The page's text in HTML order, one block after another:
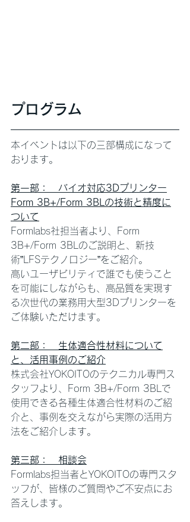
プログラム
本イベントは以下の三部構成になって
おります。
第一部：　バイオ対応3Dプリンター
Form 3B+/Form 3BLの技術と精度に
ついて
Formlabs社担当者より、Form
3B+/Form 3BLのご説明と、新技
術”LFSテクノロジー”をご紹介。
高いユーザビリティで誰でも使うこと
を可能にしながらも、高品質を実現す
る次世代の業務用大型3Dプリンターを
ご体験いただけます。
第二部：　生体適合性材料について
と、活用事例のご紹介
株式会社YOKOITOのテクニカル専門ス
タッフより、Form 3B+/Form 3BLで
使用できる各種生体適合性材料のご紹
介と、事例を交えながら実際の活用方
法をご紹介します。
第三部：　相談会
Formlabs担当者とYOKOITOの専門スタ
ッフが、皆様のご質問やご不安点にお
答えします。